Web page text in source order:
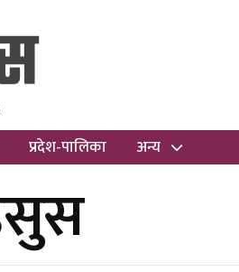
प्रदेश-पालिका अन्य